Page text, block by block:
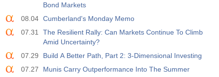
USD
Beschäftigung außerhalb der Landwirtschaft
Akt
Erw
12:30
USD
7.9%
7.9%
7.9%
Bond Markets
08.04 Cumberland's Monday Memo
07.31
The Resilient Rally: Can Markets Continue To Climb
Amid Uncertainty?
07.29
Build A Better Path, Part 2: 3-Dimensional Investing
07.27
Munis Carry Outperformance Into The Summer